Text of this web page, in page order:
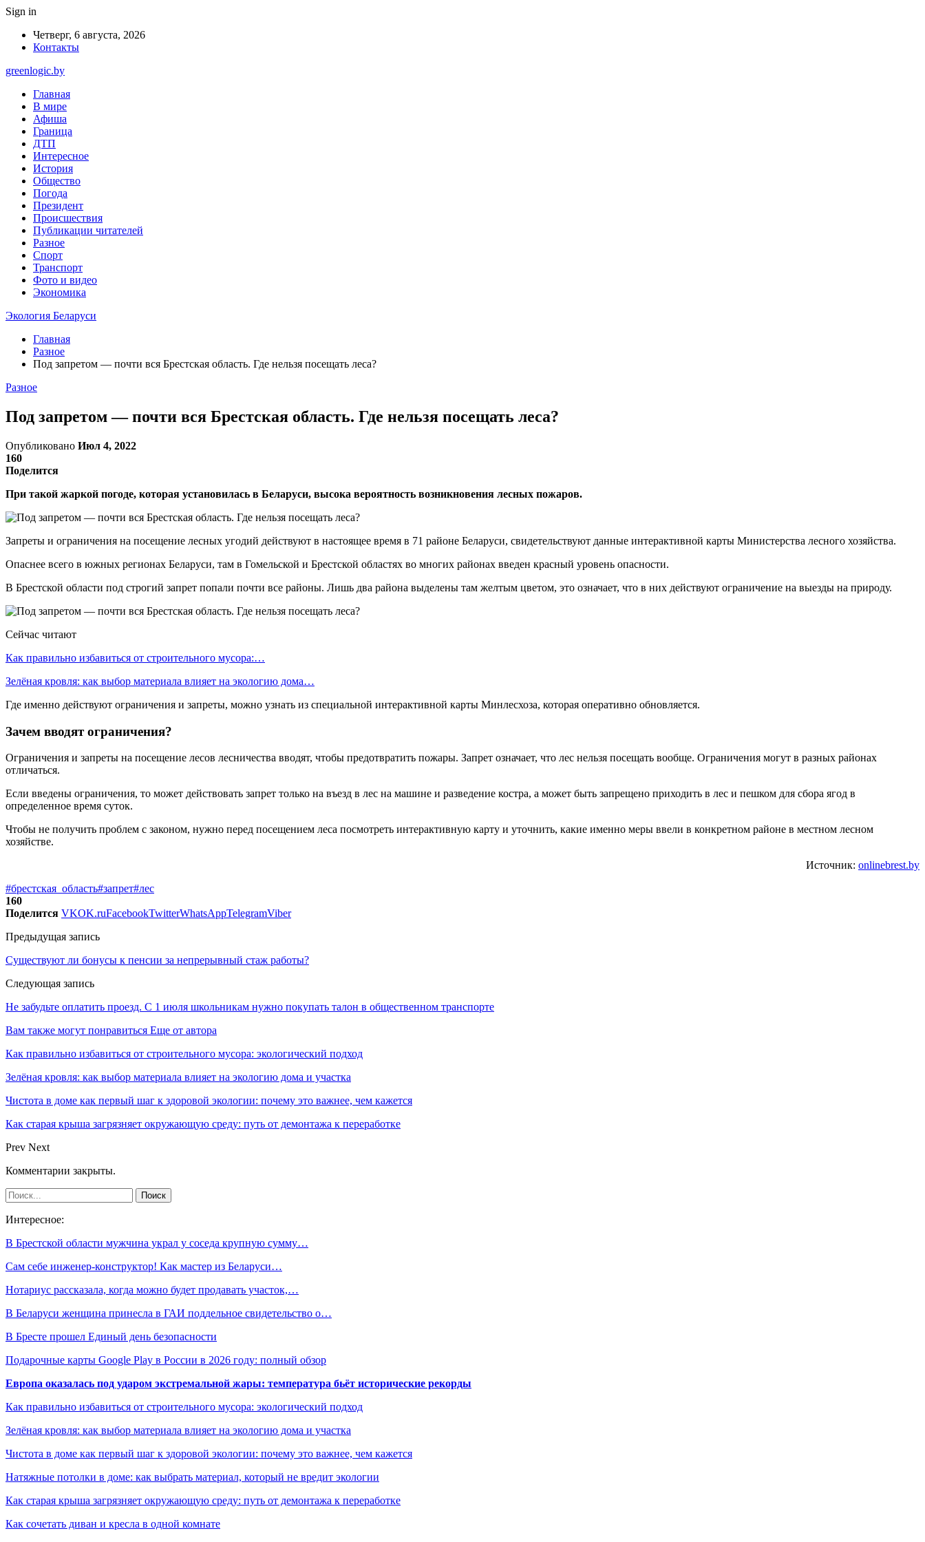
Sign in
Четверг, 6 августа, 2026
Контакты
greenlogic.by
Главная
В мире
Афиша
Граница
ДТП
Интересное
История
Общество
Погода
Президент
Происшествия
Публикации читателей
Разное
Спорт
Транспорт
Фото и видео
Экономика
Экология Беларуси
Главная
Разное
Под запретом — почти вся Брестская область. Где нельзя посещать леса?
Разное
Под запретом — почти вся Брестская область. Где нельзя посещать леса?
Опубликовано Июл 4, 2022
160
Поделится
При такой жаркой погоде, которая установилась в Беларуси, высока вероятность возникновения лесных пожаров.
Запреты и ограничения на посещение лесных угодий действуют в настоящее время в 71 районе Беларуси, свидетельствуют данные интерактивной карты Министерства лесного хозяйства.
Опаснее всего в южных регионах Беларуси, там в Гомельской и Брестской областях во многих районах введен красный уровень опасности.
В Брестской области под строгий запрет попали почти все районы. Лишь два района выделены там желтым цветом, это означает, что в них действуют ограничение на выезды на природу.
Сейчас читают
Как правильно избавиться от строительного мусора:…
Зелёная кровля: как выбор материала влияет на экологию дома…
Где именно действуют ограничения и запреты, можно узнать из специальной интерактивной карты Минлесхоза, которая оперативно обновляется.
Зачем вводят ограничения?
Ограничения и запреты на посещение лесов лесничества вводят, чтобы предотвратить пожары. Запрет означает, что лес нельзя посещать вообще. Ограничения могут в разных районах
отличаться.
Если введены ограничения, то может действовать запрет только на въезд в лес на машине и разведение костра, а может быть запрещено приходить в лес и пешком для сбора ягод в
определенное время суток.
Чтобы не получить проблем с законом, нужно перед посещением леса посмотреть интерактивную карту и уточнить, какие именно меры ввели в конкретном районе в местном лесном
хозяйстве.
Источник: onlinebrest.by
#брестская_область#запрет#лес
160
Поделится VKOK.ruFacebookTwitterWhatsAppTelegramViber
Предыдущая запись
Существуют ли бонусы к пенсии за непрерывный стаж работы?
Следующая запись
Не забудьте оплатить проезд. С 1 июля школьникам нужно покупать талон в общественном транспорте
Вам также могут понравиться Еще от автора
Как правильно избавиться от строительного мусора: экологический подход
Зелёная кровля: как выбор материала влияет на экологию дома и участка
Чистота в доме как первый шаг к здоровой экологии: почему это важнее, чем кажется
Как старая крыша загрязняет окружающую среду: путь от демонтажа к переработке
Prev Next
Комментарии закрыты.
Интересное:
В Брестской области мужчина украл у соседа крупную сумму…
Сам себе инженер-конструктор! Как мастер из Беларуси…
Нотариус рассказала, когда можно будет продавать участок,…
В Беларуси женщина принесла в ГАИ поддельное свидетельство о…
В Бресте прошел Единый день безопасности
Подарочные карты Google Play в России в 2026 году: полный обзор
Европа оказалась под ударом экстремальной жары: температура бьёт исторические рекорды
Как правильно избавиться от строительного мусора: экологический подход
Зелёная кровля: как выбор материала влияет на экологию дома и участка
Чистота в доме как первый шаг к здоровой экологии: почему это важнее, чем кажется
Натяжные потолки в доме: как выбрать материал, который не вредит экологии
Как старая крыша загрязняет окружающую среду: путь от демонтажа к переработке
Как сочетать диван и кресла в одной комнате